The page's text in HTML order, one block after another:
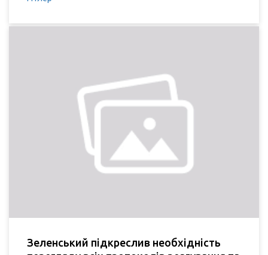
Зеленський підкреслив необхідність